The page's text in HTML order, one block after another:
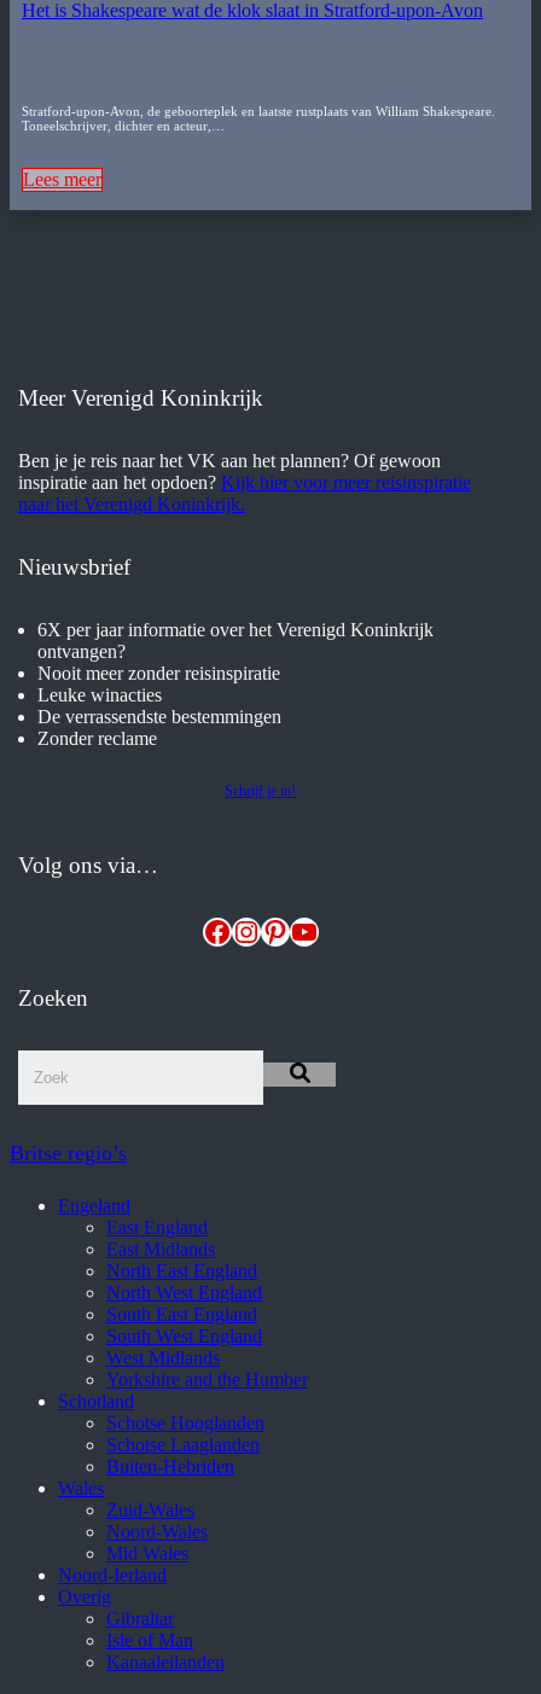
Het is Shakespeare wat de klok slaat in Stratford-upon-Avon
Stratford-upon-Avon, de geboorteplek en laatste rustplaats van William Shakespeare.
Toneelschrijver, dichter en acteur,…
Lees meer
Meer Verenigd Koninkrijk
Ben je je reis naar het VK aan het plannen? Of gewoon
inspiratie aan het opdoen?Kijk hier voor meer reisinspiratie
naar het Verenigd Koninkrijk.
Nieuwsbrief
6X per jaar informatie over het Verenigd Koninkrijk
ontvangen?
Nooit meer zonder reisinspiratie
Leuke winacties
De verrassendste bestemmingen
Zonder reclame
Schrijf je in!
Volg ons via…
Facebook
Instagram
Pinterest
YouTube
Zoeken
Britse regio’s
Engeland
East England
East Midlands
North East England
North West England
South East England
South West England
West Midlands
Yorkshire and the Humber
Schotland
Schotse Hooglanden
Schotse Laaglanden
Buiten-Hebriden
Wales
Zuid-Wales
Noord-Wales
Mid Wales
Noord-Ierland
Overig
Gibraltar
Isle of Man
Kanaaleilanden